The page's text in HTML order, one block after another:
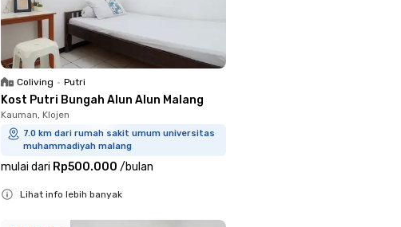
Coliving • Putri
Kost Putri Bungah Alun Alun Malang
Kauman, Klojen
7.0 km dari rumah sakit umum universitas
muhammadiyah malang
mulai dari Rp500.000 /bulan
Lihat info lebih banyak